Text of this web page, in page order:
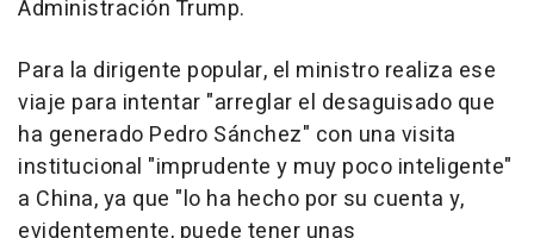
Administración Trump.
Para la dirigente popular, el ministro realiza ese
viaje para intentar "arreglar el desaguisado que
ha generado Pedro Sánchez" con una visita
institucional "imprudente y muy poco inteligente"
a China, ya que "lo ha hecho por su cuenta y,
evidentemente, puede tener unas